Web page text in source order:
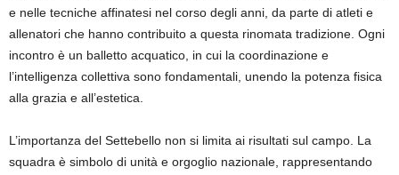
e nelle tecniche affinatesi nel corso degli anni, da parte di atleti e
allenatori che hanno contribuito a questa rinomata tradizione. Ogni
incontro è un balletto acquatico, in cui la coordinazione e
l’intelligenza collettiva sono fondamentali, unendo la potenza fisica
alla grazia e all’estetica.
L’importanza del Settebello non si limita ai risultati sul campo. La
squadra è simbolo di unità e orgoglio nazionale, rappresentando